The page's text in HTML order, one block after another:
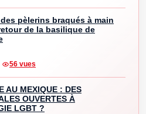
pèlerins braqués à main
de la basilique de
56 vues
AU MEXIQUE : DES
OUVERTES À
LGBT ?